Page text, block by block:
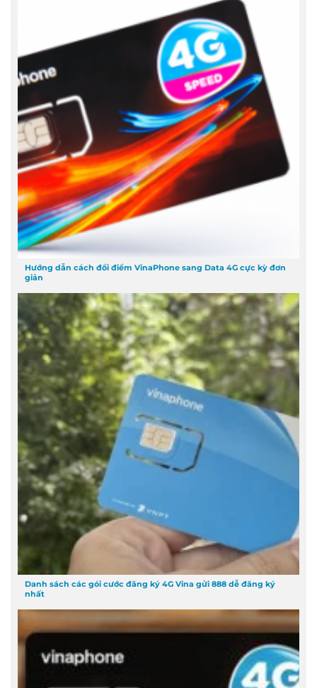
Hướng dẫn cách đổi điểm VinaPhone sang Data 4G cực kỳ đơn
giản
Danh sách các gói cước đăng ký 4G Vina gửi 888 dễ đăng ký
nhất